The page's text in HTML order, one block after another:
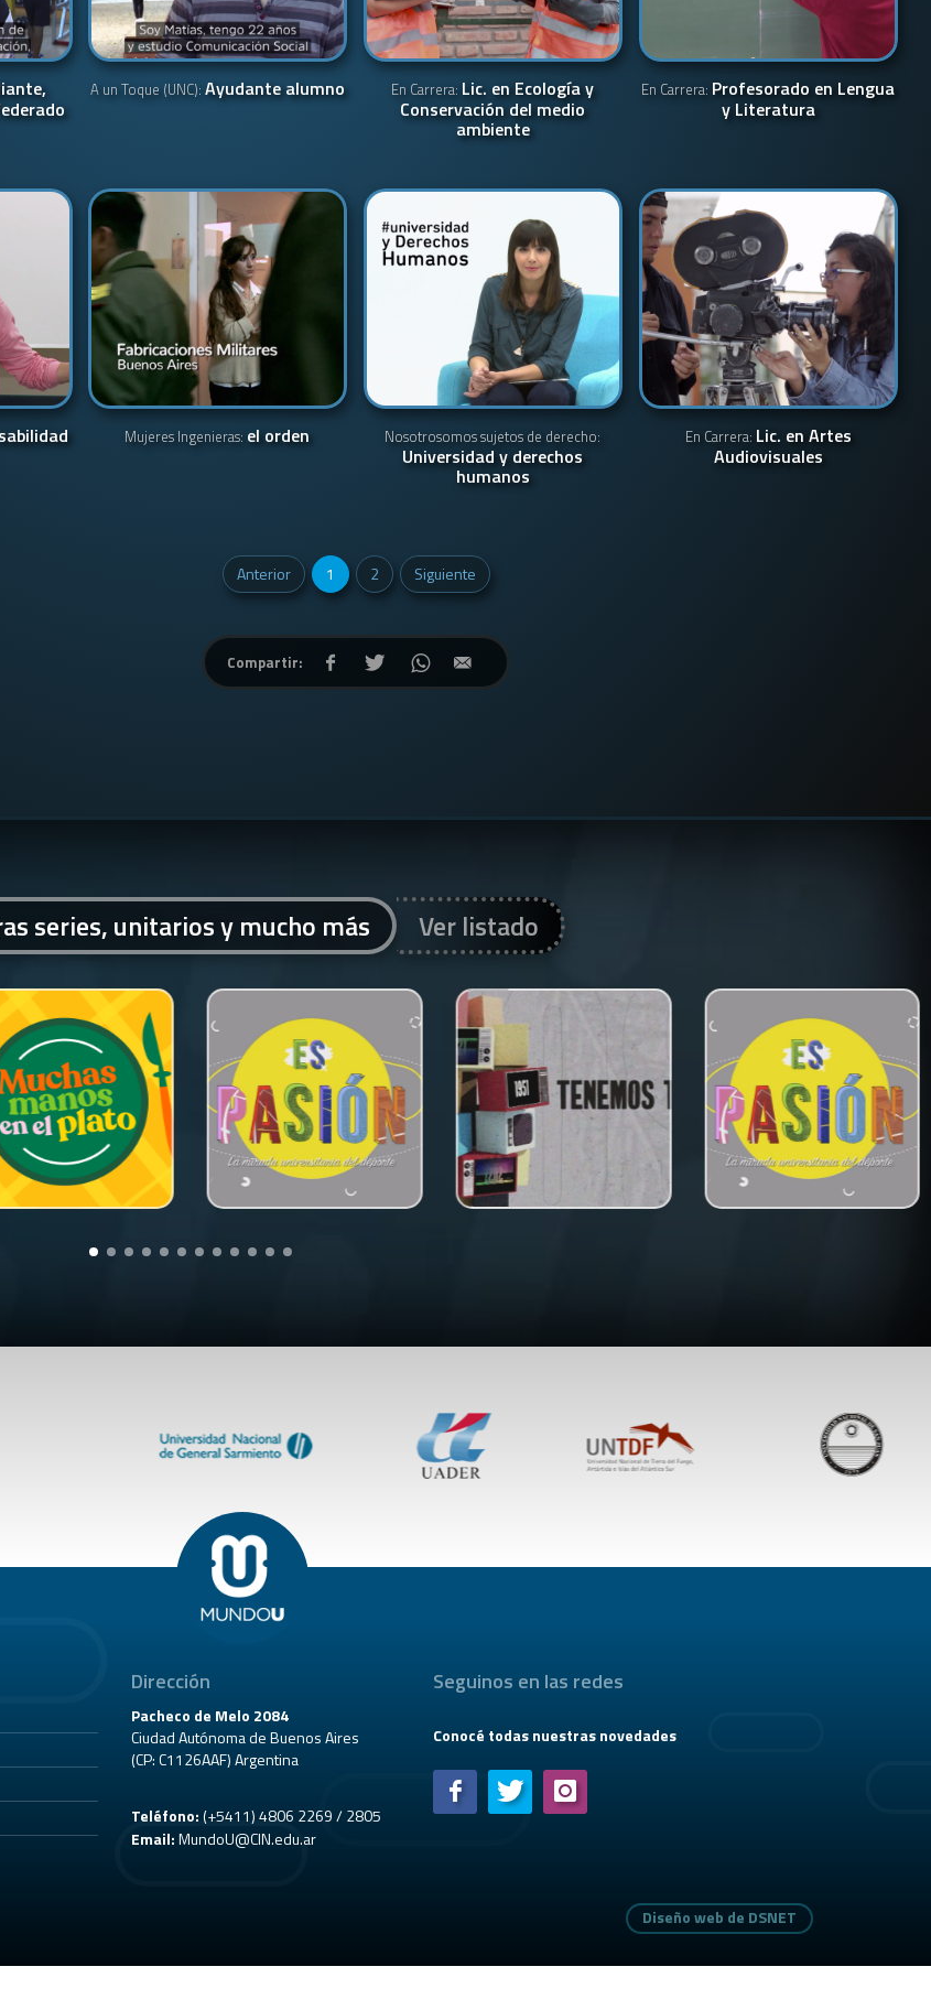
A un Toque (UNC): Ayudante alumno En Carrera: Lic. en Ecología y
Conservación del medio
ambiente
En Carrera: Profesorado en Lengua
y Literatura
Mujeres Ingenieras: el orden Nosotrosomos sujetos de derecho:
Universidad y derechos
humanos
En Carrera: Lic. en Artes
Audiovisuales
Anterior 1 2 Siguiente
Compartir:
series, unitarios y mucho más Ver listado
Dirección
Pacheco de Melo 2084
Ciudad Autónoma de Buenos Aires
(CP: C1126AAF) Argentina
Teléfono:(+5411) 4806 2269 / 2805
Email:MundoU@CIN.edu.ar
Seguinos en las redes
Conocé todas nuestras novedades
Diseño web de DSNET